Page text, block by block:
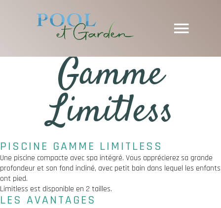
Gamme
Limitless
PISCINE GAMME LIMITLESS
Une piscine compacte avec spa intégré. Vous apprécierez sa grande
profondeur et son fond incliné, avec petit bain dans lequel les enfants
ont pied.
Limitless est disponible en 2 tailles.
LES AVANTAGES